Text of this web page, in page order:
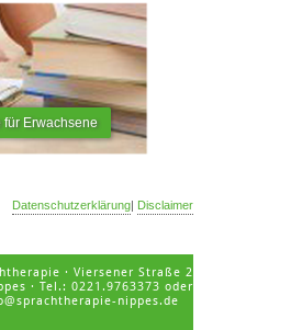
Erwachsene
Datenschutzerklärung| Disclaimer
· Viersener Straße 2
· Tel.: 0221.9763373 oder
nippes.de